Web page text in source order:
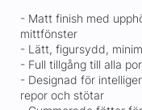
- Matt finish med
mittfönster
- Lätt, figursydd,
- Full tillgång till alla
- Designad för
repor och stötar